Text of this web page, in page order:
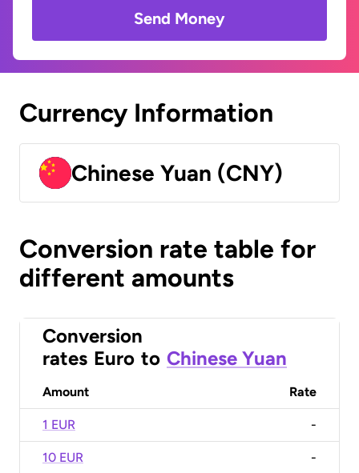
Send Money
Currency Information
Chinese Yuan (CNY)
Conversion rate table for
different amounts
Conversion
rates Euro to Chinese Yuan
Amount Rate
1 EUR -
10 EUR -